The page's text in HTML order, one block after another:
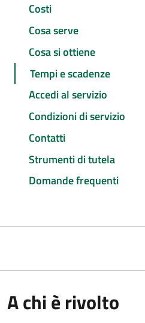
Costi
Cosa serve
Cosa si ottiene
Tempi e scadenze
Accedi al servizio
Condizioni di servizio
Contatti
Strumenti di tutela
Domande frequenti
A chi è rivolto